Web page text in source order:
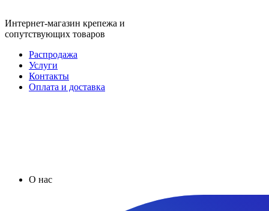
Интернет-магазин крепежа и
сопутствующих товаров
Распродажа
Услуги
Контакты
Оплата и доставка
О нас